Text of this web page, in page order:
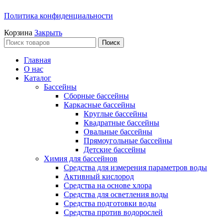
Политика конфиденциальности
Корзина Закрыть
Поиск
Главная
О нас
Каталог
Бассейны
Сборные бассейны
Каркасные бассейны
Круглые бассейны
Квадратные бассейны
Овальные бассейны
Прямоугольные бассейны
Детские бассейны
Химия для бассейнов
Средства для измерения параметров воды
Активный кислород
Средства на основе хлора
Средства для осветления воды
Средства подготовки воды
Средства против водорослей